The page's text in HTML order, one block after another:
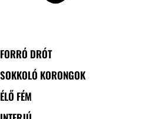
FORRÓ DRÓT
SOKKOLÓ KORONGOK
ÉLŐ FÉM